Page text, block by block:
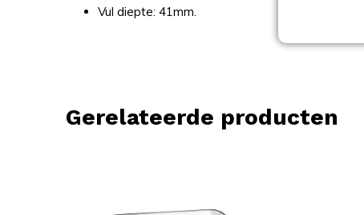
Vul diepte: 41mm.
Gerelateerde producten